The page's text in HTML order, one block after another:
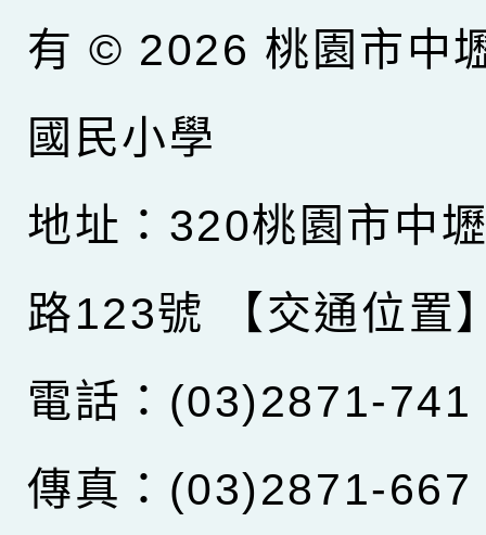
有 © 2026 桃園市中
國民小學
地址：320桃園市中
路123號
【交通位置
電話：(03)2871-741
傳真：(03)2871-667